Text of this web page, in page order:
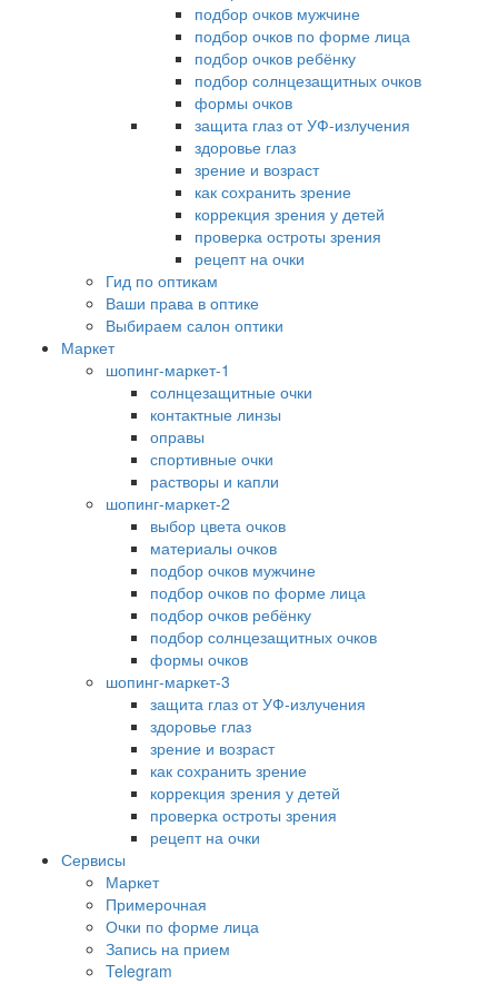
подбор очков мужчине
подбор очков по форме лица
подбор очков ребёнку
подбор солнцезащитных очков
формы очков
защита глаз от УФ-излучения
здоровье глаз
зрение и возраст
как сохранить зрение
коррекция зрения у детей
проверка остроты зрения
рецепт на очки
Гид по оптикам
Ваши права в оптике
Выбираем салон оптики
Маркет
шопинг-маркет-1
солнцезащитные очки
контактные линзы
оправы
спортивные очки
растворы и капли
шопинг-маркет-2
выбор цвета очков
материалы очков
подбор очков мужчине
подбор очков по форме лица
подбор очков ребёнку
подбор солнцезащитных очков
формы очков
шопинг-маркет-3
защита глаз от УФ-излучения
здоровье глаз
зрение и возраст
как сохранить зрение
коррекция зрения у детей
проверка остроты зрения
рецепт на очки
Сервисы
Маркет
Примерочная
Очки по форме лица
Запись на прием
Telegram